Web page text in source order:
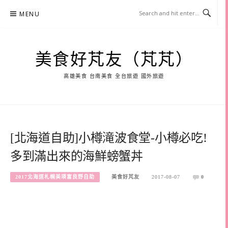
MENU
美食好芃友（芃芃）
高雄美食 台南美食 全台旅遊 國外旅遊
[北海道自助]小樽滝波食堂-小樽必吃!
多到滿出來的海鮮螃蟹丼
2017北海道札幌美瑛富良野自助 美食好芃友 2017-08-07 0